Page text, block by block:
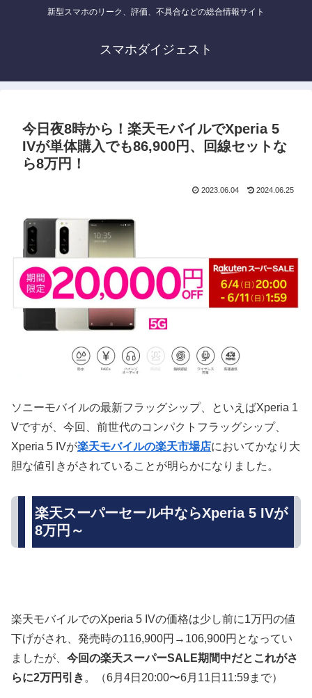
新型スマホのリーク、評価、不具合などの総合情報サイト
スマホダイジェスト
今日夜8時から！楽天モバイルでXperia 5
IVが単体購入でも86,900円、回線セットな
ら8万円！
2023.06.04 2024.06.25
ソニーモバイルの最新フラッグシップ、といえばXperia 1
Vですが、今回、前世代のコンパクトフラッグシップ、
Xperia 5 IVが楽天モバイルの楽天市場店においてかなり大
胆な値引きがされていることが明らかになりました。
楽天スーパーセール中ならXperia 5 IVが
8万円～
楽天モバイルでのXperia 5 IVの価格は少し前に1万円の値
下げがされ、発売時の116,900円→106,900円となってい
ましたが、 今回の楽天スーパーSALE期間中だとこれがさ
らに2万円引き 。（6月4日20:00〜6月11日11:59まで）